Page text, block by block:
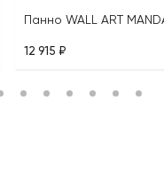
Панно WALL ART
12 915 ₽